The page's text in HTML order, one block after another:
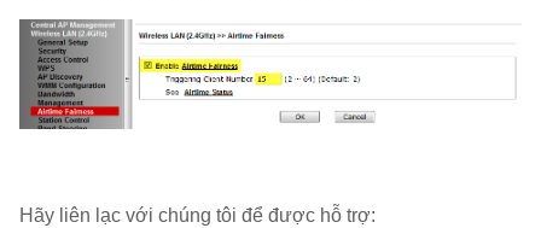
Hãy liên lạc với chúng tôi để được hỗ trợ: